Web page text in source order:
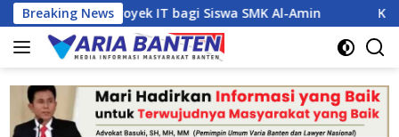
Skip
to
content
Breaking News
Proyek IT bagi Siswa SMK Al-Amin Kasus